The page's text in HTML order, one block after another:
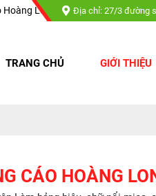
: Làm bảng hiệu, chữ nổi mica,
Địa chỉ: 27/3 đường
TRANG CHỦ GIỚI THIỆU
CÁO HOÀNG